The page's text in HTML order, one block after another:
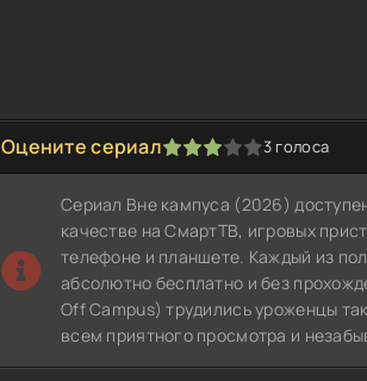
Оцените сериал
1 2 3 4 5 3 голоса
Сериал Вне кампуса (2026)
качестве на СмартТВ, игровых
телефоне и планшете. Каждый из
абсолютно бесплатно и без
Off Campus) трудились уроженцы
всем приятного просмотра и